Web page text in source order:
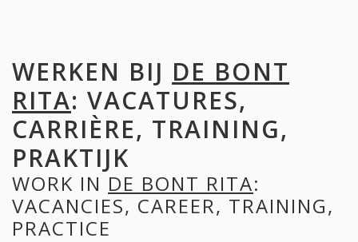
WERKEN BIJ DE BONT
RITA: VACATURES,
CARRIÈRE, TRAINING,
PRAKTIJK
WORK IN DE BONT RITA:
VACANCIES, CAREER, TRAINING,
PRACTICE